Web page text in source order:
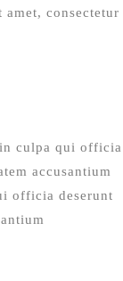
consectetur
culpa qui officia
accusantium
officia deserunt